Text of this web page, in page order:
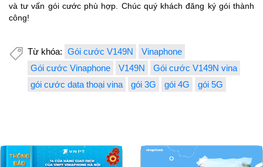
và tư vấn gói cước phù hợp. Chúc quý khách đăng ký gói thành
công!
Từ khóa: Gói cước V149N
Vinaphone
Gói cước Vinaphone
V149N
Gói cước V149N vina
gói cước data thoại vina
gói 3G gói 4G gói 5G